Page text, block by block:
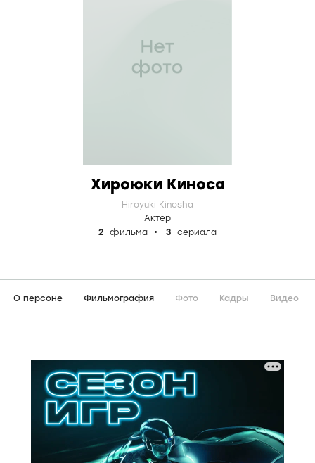
Хироюки Киноса
Hiroyuki Kinosha
Актер
2
фильма 3 сериала
О персоне Фильмография Фото Кадры Видео